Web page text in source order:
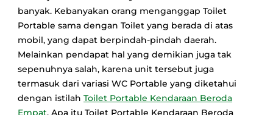
banyak. Kebanyakan orang menganggap Toilet
Portable sama dengan Toilet yang berada di atas
mobil, yang dapat berpindah-pindah daerah.
Melainkan pendapat hal yang demikian juga tak
sepenuhnya salah, karena unit tersebut juga
termasuk dari variasi WC Portable yang diketahui
dengan istilahToilet Portable Kendaraan Beroda
Empat. Apa itu Toilet Portable Kendaraan Beroda